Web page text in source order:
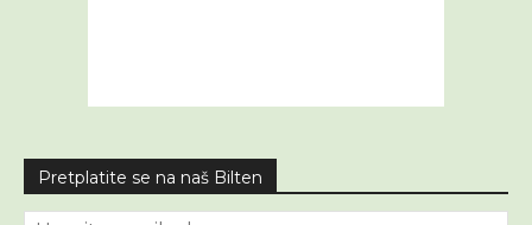
Pretplatite se na naš Bilten